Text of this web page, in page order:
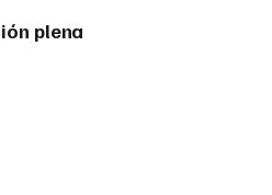
plena